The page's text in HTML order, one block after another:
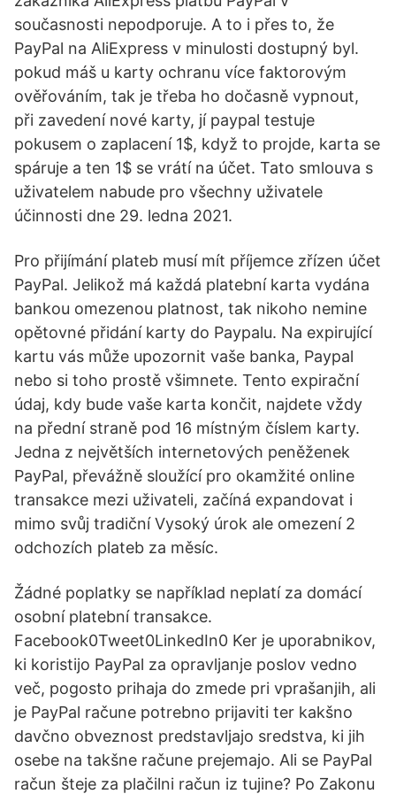
současnosti nepodporuje. A to i přes to, že
PayPal na AliExpress v minulosti dostupný byl.
pokud máš u karty ochranu více faktorovým
ověřováním, tak je třeba ho dočasně vypnout,
při zavedení nové karty, jí paypal testuje
pokusem o zaplacení 1$, když to projde, karta se
spáruje a ten 1$ se vrátí na účet. Tato smlouva s
uživatelem nabude pro všechny uživatele
účinnosti dne 29. ledna 2021.
Pro přijímání plateb musí mít příjemce zřízen účet
PayPal. Jelikož má každá platební karta vydána
bankou omezenou platnost, tak nikoho nemine
opětovné přidání karty do Paypalu. Na expirující
kartu vás může upozornit vaše banka, Paypal
nebo si toho prostě všimnete. Tento expirační
údaj, kdy bude vaše karta končit, najdete vždy
na přední straně pod 16 místným číslem karty.
Jedna z největších internetových peněženek
PayPal, převážně sloužící pro okamžité online
transakce mezi uživateli, začíná expandovat i
mimo svůj tradiční Vysoký úrok ale omezení 2
odchozích plateb za měsíc.
Žádné poplatky se například neplatí za domácí
osobní platební transakce.
Facebook0Tweet0LinkedIn0 Ker je uporabnikov,
ki koristijo PayPal za opravljanje poslov vedno
več, pogosto prihaja do zmede pri vprašanjih, ali
je PayPal račune potrebno prijaviti ter kakšno
davčno obveznost predstavljajo sredstva, ki jih
osebe na takšne račune prejemajo. Ali se PayPal
račun šteje za plačilni račun iz tujine? Po Zakonu